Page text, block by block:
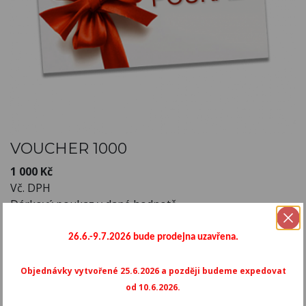
VOUCHER 1000
1 000 Kč
Vč. DPH
Dárkový poukaz v dané hodnotě
+
 PŘIDAT DO KOŠÍKU
26.6.-9.7.2026 bude prodejna uzavřena.
Objednávky vytvořené 25.6.2026 a později budeme expedovat
od 10.6.2026.